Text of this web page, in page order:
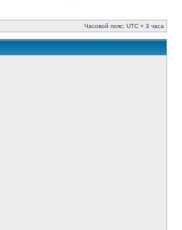
Часовой пояс: UTC + 3 часа